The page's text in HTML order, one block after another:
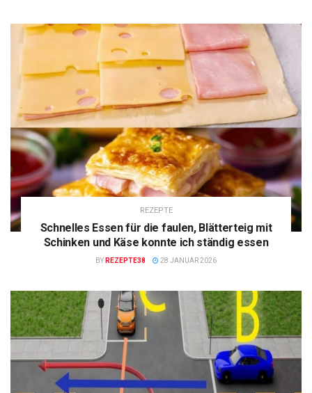
REZEPTE
Schnelles Essen für die faulen, Blätterteig mit
Schinken und Käse konnte ich ständig essen
BY REZEPTE38 28 JANUAR 2026